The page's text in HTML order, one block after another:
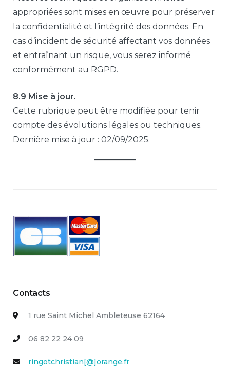
appropriées sont mises en œuvre pour préserver
la confidentialité et l’intégrité des données. En
cas d’incident de sécurité affectant vos données
et entraînant un risque, vous serez informé
conformément au RGPD.
8.9 Mise à jour.
Cette rubrique peut être modifiée pour tenir
compte des évolutions légales ou techniques.
Dernière mise à jour : 02/09/2025.
Contacts
1 rue Saint Michel Ambleteuse 62164
06 82 22 24 09
ringotchristian[@]orange.fr